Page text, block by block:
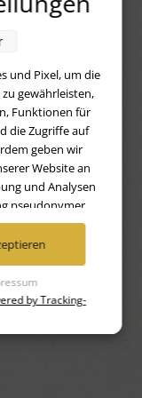
und Pixel, um die
gewährleisten,
Funktionen für
die Zugriffe auf
geben wir
Website an
und Analysen
pseudonymer
Advertising
mit
haben
oder welche sie
haben
Einwilligung zur
Sie jederzeit
Button links
by Tracking-